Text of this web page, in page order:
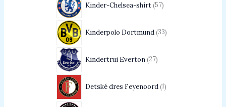
Kinder-Chelsea-shirt 57
Kinderpolo Dortmund 33
Kindertrui Everton 27
Detské dres Feyenoord 1